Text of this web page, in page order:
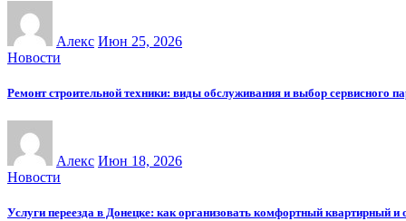
Алекс Июн 25, 2026
Новости
Ремонт строительной техники: виды обслуживания и выбор сервисного
Алекс Июн 18, 2026
Новости
Услуги переезда в Донецке: как организовать комфортный квартирный и